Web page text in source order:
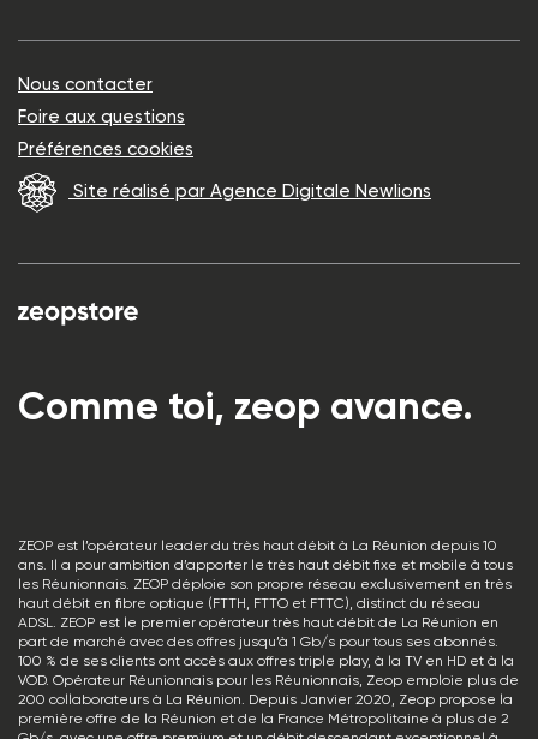
Comme toi, zeop avance.
ZEOP est l’opérateur leader du très haut débit à La Réunion depuis 10
ans. Il a pour ambition d’apporter le très haut débit fixe et mobile à tous
les Réunionnais. ZEOP déploie son propre réseau exclusivement en très
haut débit en fibre optique (FTTH, FTTO et FTTC), distinct du réseau
ADSL. ZEOP est le premier opérateur très haut débit de La Réunion en
part de marché avec des offres jusqu’à 1 Gb/s pour tous ses abonnés.
100 % de ses clients ont accès aux offres triple play, à la TV en HD et à la
VOD. Opérateur Réunionnais pour les Réunionnais, Zeop emploie plus de
200 collaborateurs à La Réunion. Depuis Janvier 2020, Zeop propose la
première offre de la Réunion et de la France Métropolitaine à plus de 2
Nous contacter
Foire aux questions
Préférences cookies
Site réalisé par Agence Digitale Newlions